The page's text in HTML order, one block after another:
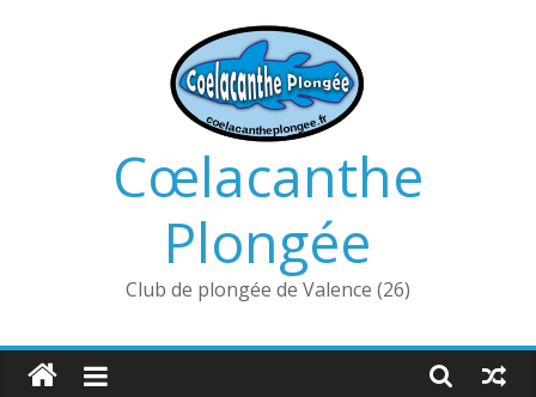
Cœlacanthe
Plongée
Club de plongée de Valence (26)